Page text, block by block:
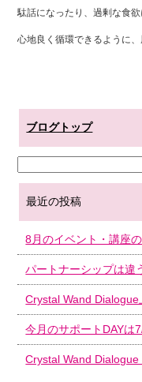
駄話になったり、過剰な食欲
心地良く循環できるように
ブログトップ
最近の投稿
8月のイベント・講座
パートナーシップは違
Crystal Wand Dialogue
今月のサポートDAYは
Crystal Wand Dialogue